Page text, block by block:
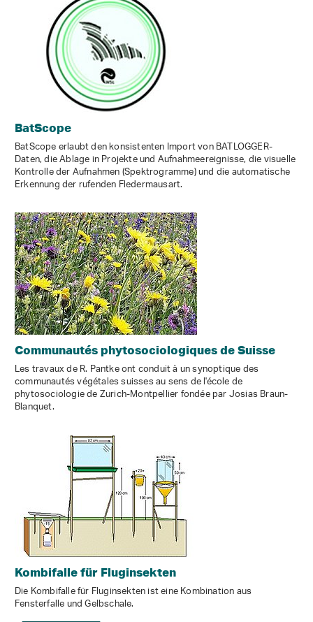
BatScope
BatScope erlaubt den konsistenten Import von BATLOGGER-
Daten, die Ablage in Projekte und Aufnahmeereignisse, die visuelle
Kontrolle der Aufnahmen (Spektrogramme) und die automatische
Erkennung der rufenden Fledermausart.
Communautés phytosociologiques de Suisse
Les travaux de R. Pantke ont conduit à un synoptique des
communautés végétales suisses au sens de l'école de
phytosociologie de Zurich-Montpellier fondée par Josias Braun-
Blanquet.
Kombifalle für Fluginsekten
Die Kombifalle für Fluginsekten ist eine Kombination aus
Fensterfalle und Gelbschale.